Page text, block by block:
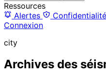
Ressources
Alertes
Confidentialité
Connexion
city
Archives des